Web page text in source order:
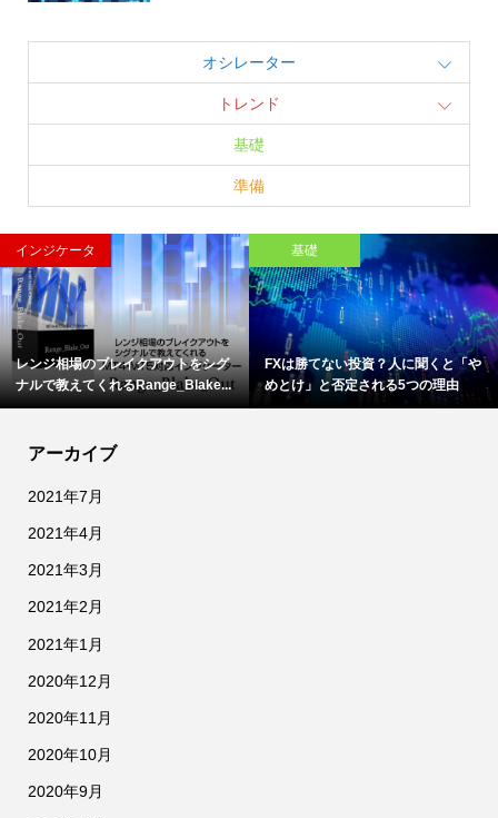
オシレーター
トレンド
基礎
準備
インジケータ
レンジ相場のブレイクアウトをシグ
ナルで教えてくれるRange_Blake...
基礎
FXは勝てない投資？人に聞くと「や
めとけ」と否定される5つの理由
アーカイブ
2021年7月
2021年4月
2021年3月
2021年2月
2021年1月
2020年12月
2020年11月
2020年10月
2020年9月